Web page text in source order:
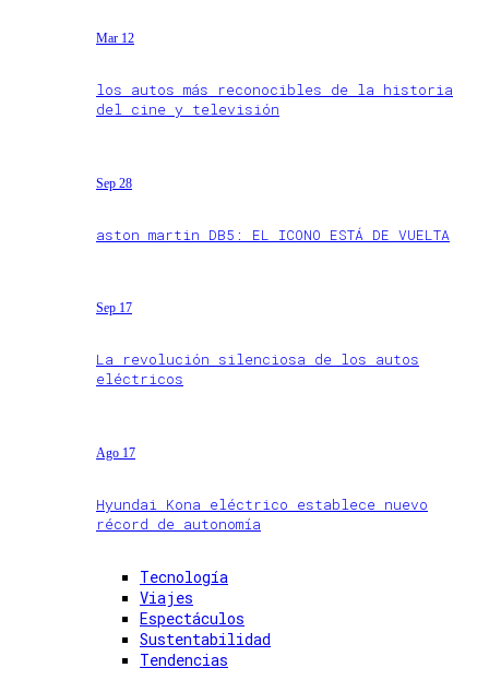
Mar 12
los autos más reconocibles de la historia
del cine y televisión
Sep 28
aston martin DB5: EL ICONO ESTÁ DE VUELTA
Sep 17
La revolución silenciosa de los autos
eléctricos
Ago 17
Hyundai Kona eléctrico establece nuevo
récord de autonomía
Tecnología
Viajes
Espectáculos
Sustentabilidad
Tendencias